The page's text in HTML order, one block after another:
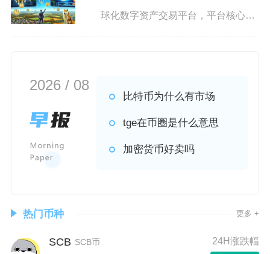
球化数字资产交易平台，平台核心业
务聚焦加密货币间互换交易，
2026 / 08
比特币为什么有市场
tge在币圈是什么意思
加密货币好卖吗
热门币种 更多 +
SCB SCB币 24H涨跌幅